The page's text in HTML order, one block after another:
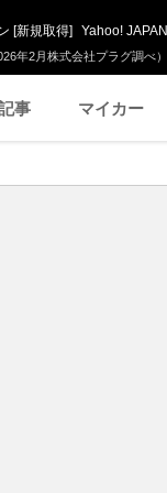
年2月株式会社プラグ調べ）
[新規取得] Yahoo! JAPAN
事 マイカー